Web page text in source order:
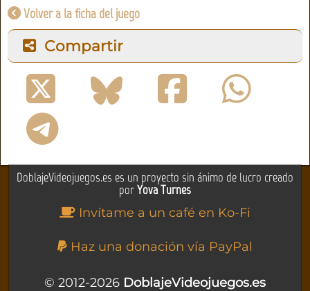
Volver a la ficha del juego
Compartir
DoblajeVideojuegos.es es un proyecto sin ánimo de lucro creado
porYova Turnes
Invítame a un café en Ko-Fi
Haz una donación vía PayPal
© 2012-2026 DoblajeVideojuegos.es